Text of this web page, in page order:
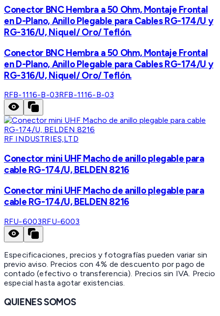
Conector BNC Hembra a 50 Ohm, Montaje Frontal
en D-Plano, Anillo Plegable para Cables RG-174/U y
RG-316/U, Niquel/ Oro/ Teflón.
Conector BNC Hembra a 50 Ohm, Montaje Frontal
en D-Plano, Anillo Plegable para Cables RG-174/U y
RG-316/U, Niquel/ Oro/ Teflón.
RFB-1116-B-03RFB-1116-B-03
RF INDUSTRIES,LTD
Conector mini UHF Macho de anillo plegable para
cable RG-174/U, BELDEN 8216
Conector mini UHF Macho de anillo plegable para
cable RG-174/U, BELDEN 8216
RFU-6003RFU-6003
Especificaciones, precios y fotografías pueden variar sin
previo aviso. Precios con 4% de descuento por pago de
contado (efectivo o transferencia). Precios sin IVA. Precio
especial hasta agotar existencias.
QUIENES SOMOS